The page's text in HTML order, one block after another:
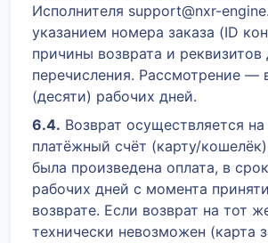
Исполнителя support@nxr-
указанием номера заказа (ID
причины возврата и реквизитов
перечисления. Рассмотрение —
(десяти) рабочих дней.
6.4. Возврат осуществляется
платёжный счёт (карту/
была произведена оплата, в
рабочих дней с момента
возврате. Если возврат на тот
технически невозможен (карта